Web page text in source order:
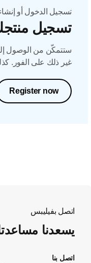
تسجيل الدخول أو
تسجيل
ستتمكّن من الوصول
غير ذلك على الفور.
Register now
اتصل بفيليبس
يسعدنا
اتصل بنا